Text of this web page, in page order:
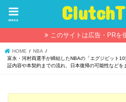
menu
このサイトは広告・PRを
HOME
NBA
富永・河村両選手が締結したNBAの「エグジビット
証内容や本契約までの流れ、日本復帰の可能性などを